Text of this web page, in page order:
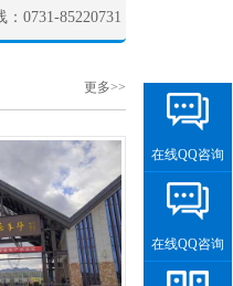
0731-85220731
更多>>
在线QQ咨询
在线QQ咨询